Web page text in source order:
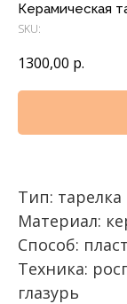
Керамическая
SKU:
1300,00 р.
Тип: тарелка
Материал:
Способ: пласт
Техника:
глазурь